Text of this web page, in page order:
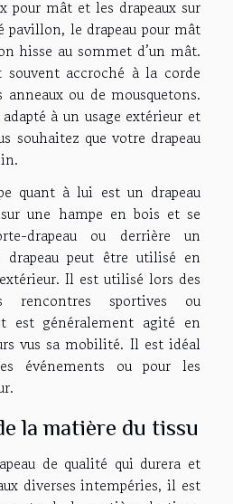
pour mât et les drapeaux sur
pavillon, le drapeau pour mât
hisse au sommet d’un mât.
accroché à la corde
anneaux ou de mousquetons.
à un usage extérieur et
souhaitez que votre drapeau
quant à lui est un drapeau
une hampe en bois et se
drapeau ou derrière un
drapeau peut être utilisé en
Il est utilisé lors des
rencontres sportives ou
est généralement agité en
vus sa mobilité. Il est idéal
événements ou pour les
la matière du tissu
de qualité qui durera et
diverses intempéries, il est